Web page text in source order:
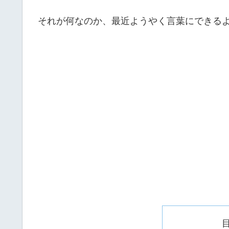
それが何なのか、最近ようやく言葉にできる